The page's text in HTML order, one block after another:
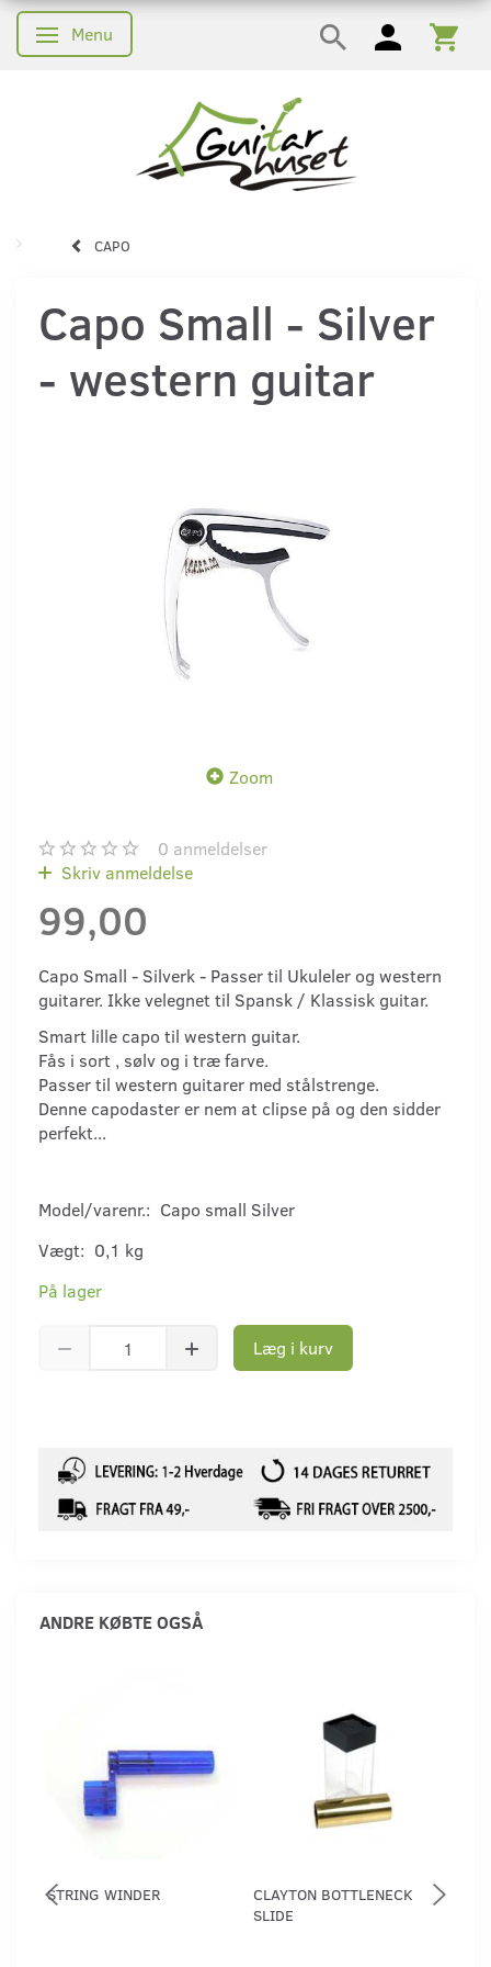
Skifte navigation
Menu
CAPO
Capo Small - Silver
- western guitar
Zoom
0 anmeldelser
Skriv anmeldelse
99,00
Capo Small - Silverk - Passer til Ukuleler og western
guitarer. Ikke velegnet til Spansk / Klassisk guitar.
Smart lille capo til western guitar.
Fås i sort , sølv og i træ farve.
Passer til western guitarer med stålstrenge.
Denne capodaster er nem at clipse på og den sidder
perfekt...
Model/varenr.: Capo small Silver
Vægt: 0,1 kg
På lager
Læg i kurv
ANDRE KØBTE OGSÅ
STRING WINDER
CLAYTON BOTTLENECK
SLIDE